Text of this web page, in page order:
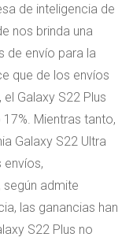
de inteligencia de
nos brinda una
de envío para la
que de los envíos
Galaxy S22 Plus
Mientras tanto,
Galaxy S22 Ultra
envíos,
según admite
las ganancias han
S22 Plus no